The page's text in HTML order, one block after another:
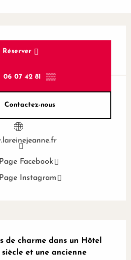
Réserver
06 07 42 81 ▒▒
Contactez-nous
Page Facebook
Page Instagram
de charme dans un Hôtel
et une ancienne